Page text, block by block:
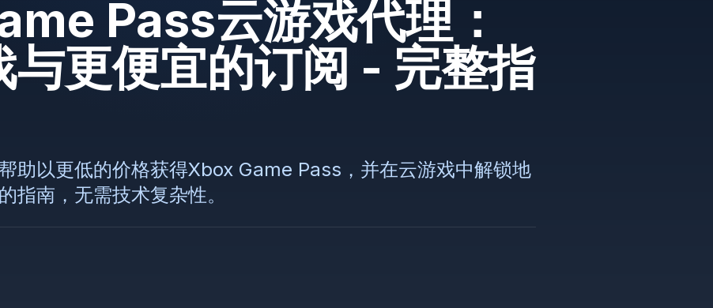
Pass云游戏代理：
与更便宜的订阅 - 完整指
助以更低的价格获得Xbox Game Pass，并在云游戏中解锁地
南，无需技术复杂性。